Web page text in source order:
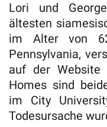
Lori und
ältesten
im Alter von
Pennsylvania,
auf der Website
Homes sind
im City
Todesursache